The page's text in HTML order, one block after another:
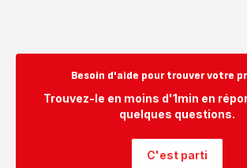
Besoin d'aide pour trouver votre
Trouvez-le en moins d'1min en
quelques questions.
C'est parti